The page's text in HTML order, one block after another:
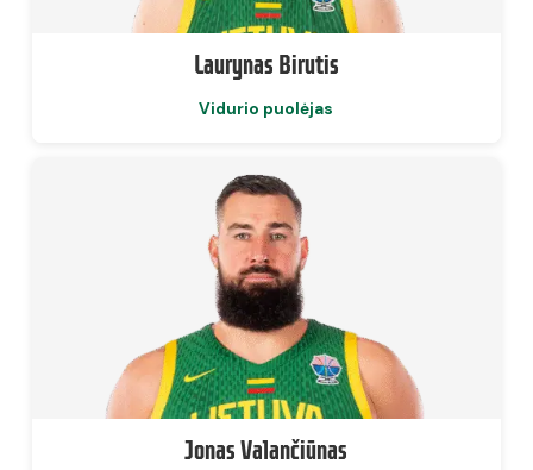
Laurynas Birutis
Vidurio puolėjas
Jonas Valančiūnas